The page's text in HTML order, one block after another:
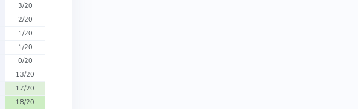
3/20
2/20
1/20
1/20
0/20
13/20
17/20
18/20